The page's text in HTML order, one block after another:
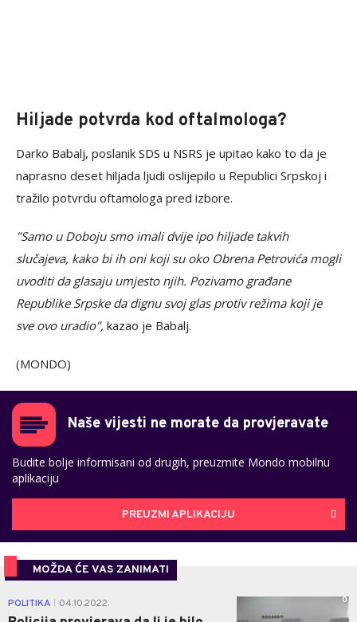
Hiljade potvrda kod oftalmologa?
Darko Babalj, poslanik SDS u NSRS je upitao kako to da je
naprasno deset hiljada ljudi oslijepilo u Republici Srpskoj i
tražilo potvrdu oftamologa pred izbore.
"Samo u Doboju smo imali dvije ipo hiljade takvih
slučajeva, kako bi ih oni koji su oko Obrena Petrovića mogli
uvoditi da glasaju umjesto njih. Pozivamo građane
Republike Srpske da dignu svoj glas protiv režima koji je
sve ovo uradio", kazao je Babalj.
(MONDO)
Naše vijesti ne morate da provjeravate
Budite bolje informisani od drugih, preuzmite Mondo mobilnu
aplikaciju
PREUZMI APLIKACIJU
MOŽDA ĆE VAS ZANIMATI
POLITIKA 04.10.2022. 0